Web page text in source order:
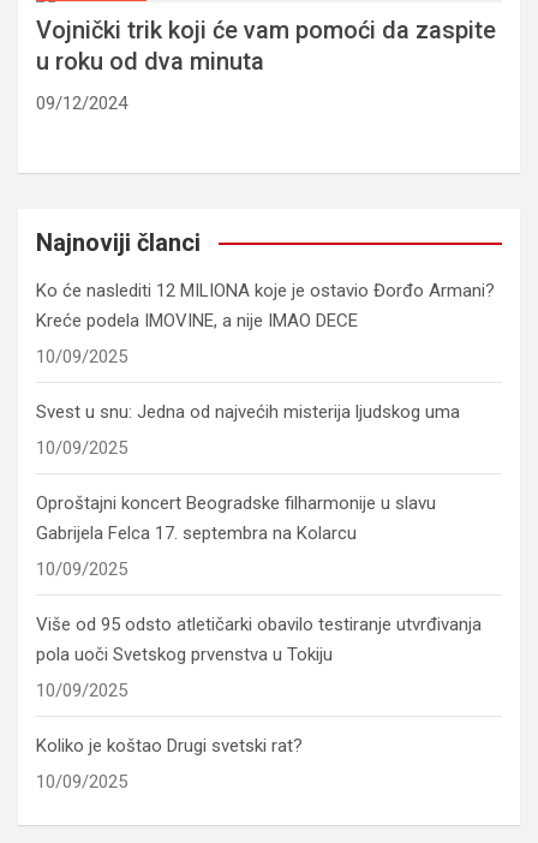
Vojnički trik koji će vam pomoći da zaspite
u roku od dva minuta
09/12/2024
Najnoviji članci
Ko će naslediti 12 MILIONA koje je ostavio Đorđo Armani?
Kreće podela IMOVINE, a nije IMAO DECE
10/09/2025
Svest u snu: Jedna od najvećih misterija ljudskog uma
10/09/2025
Oproštajni koncert Beogradske filharmonije u slavu
Gabrijela Felca 17. septembra na Kolarcu
10/09/2025
Više od 95 odsto atletičarki obavilo testiranje utvrđivanja
pola uoči Svetskog prvenstva u Tokiju
10/09/2025
Koliko je koštao Drugi svetski rat?
10/09/2025